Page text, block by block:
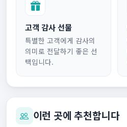
고객 감사 선물
특별한 고객에게 감사의
의미로 전달하기 좋은 선
택입니다.
이런 곳에 추천합니다